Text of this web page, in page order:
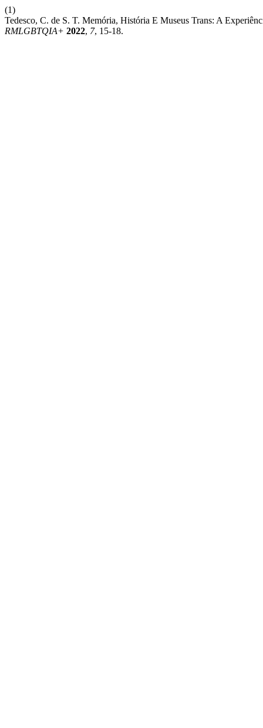
(1)
Tedesco, C. de S. T. Memória, História E Museus Trans: A
RMLGBTQIA+ 2022, 7, 15-18.